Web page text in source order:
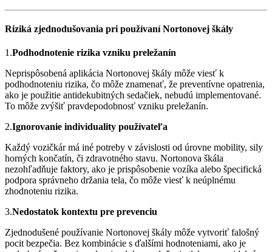
Riziká zjednodušovania pri používaní Nortonovej škály
1.Podhodnotenie rizika vzniku preležanín
Neprispôsobená aplikácia Nortonovej škály môže viesť k
podhodnoteniu rizika, čo môže znamenať, že preventívne opatrenia,
ako je použitie antidekubitných sedačiek, nebudú implementované.
To môže zvýšiť pravdepodobnosť vzniku preležanín.
2.Ignorovanie individuality používateľa
Každý vozičkár má iné potreby v závislosti od úrovne mobility, sily
horných končatín, či zdravotného stavu. Nortonova škála
nezohľadňuje faktory, ako je prispôsobenie vozíka alebo špecifická
podpora správneho držania tela, čo môže viesť k neúplnému
zhodnoteniu rizika.
3.Nedostatok kontextu pre prevenciu
Zjednodušené používanie Nortonovej škály môže vytvoriť falošný
pocit bezpečia. Bez kombinácie s ďalšími hodnoteniami, ako je